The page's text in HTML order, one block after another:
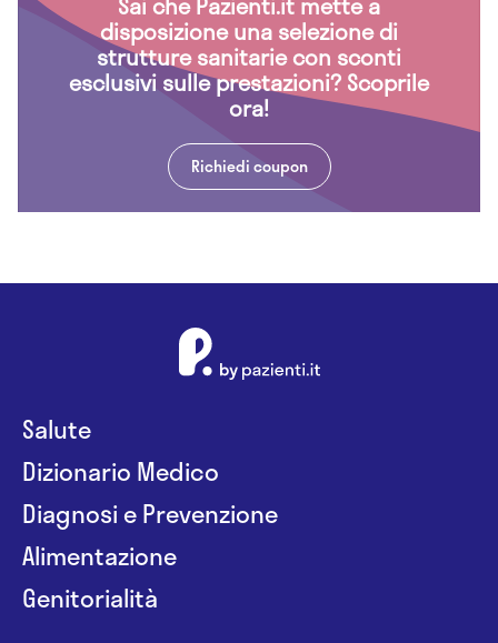
disposizione una selezione di
strutture sanitarie con sconti
esclusivi sulle prestazioni? Scoprile
ora!
Richiedi coupon
Salute
Dizionario Medico
Diagnosi e Prevenzione
Alimentazione
Genitorialità